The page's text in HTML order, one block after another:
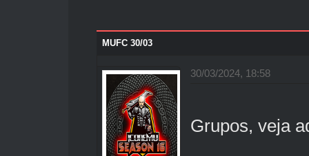
MUFC 30/03
30/03/2024, 18:58
Grupos, veja